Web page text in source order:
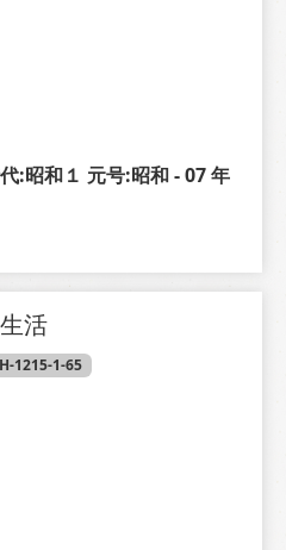
:昭和１ 元号:昭和 - 07 年
活
H-1215-1-65